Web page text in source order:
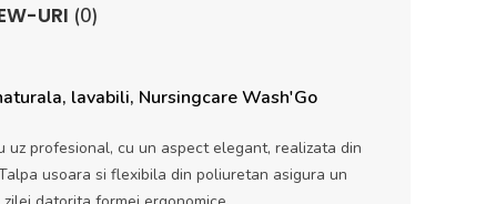
URI (0)
lavabili, Nursingcare Wash'Go
profesional, cu un aspect elegant, realizata din
usoara si flexibila din poliuretan asigura un